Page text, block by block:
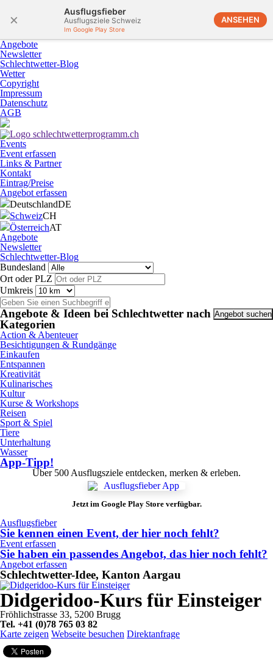
× Ausflugsfieber
Ausflugsziele Schweiz
Im Google Play Store
ANSEHEN
Angebote
Newsletter
Schlechtwetter-Blog
Wetter
Copyright
Impressum
Datenschutz
AGB
Events
Event erfassen
Links & Partner
Kontakt
Eintrag/Preise
Angebot erfassen
DeutschlandDE
SchweizCH
ÖsterreichAT
Angebote
Newsletter
Schlechtwetter-Blog
Bundesland
Ort oder PLZ
Umkreis
Angebote & Ideen bei Schlechtwetter nach
Kategorien
Action & Abenteuer
Besichtigungen & Rundgänge
Einkaufen
Entspannen
Kreativität
Kulinarisches
Kultur
Kurse & Workshops
Reisen
Sport & Spiel
Tiere
Unterhaltung
Wasser
App-Tipp!
Über 500 Ausflugsziele entdecken, merken & erleben.
Jetzt im Google Play Store verfügbar.
Ausflugsfieber
Sie kennen einen Event, der hier noch fehlt?
Event erfassen
Sie haben ein passendes Angebot, das hier noch fehlt?
Angebot erfassen
Schlechtwetter-Idee, Kanton Aargau
Didgeridoo-Kurs für Einsteiger
Fröhlichstrasse 33, 5200 Brugg
Tel. +41 (0)78 765 03 82
Karte zeigen Webseite besuchen Direktanfrage